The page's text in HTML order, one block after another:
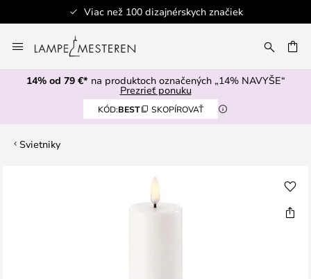
Viac než 100 dizajnérskych značiek
to
Content
14% od 79 €* na produktoch označených „14% NAVYŠE“
Prezrieť ponuku
KÓD:BEST SKOPÍROVAŤ
Svietniky